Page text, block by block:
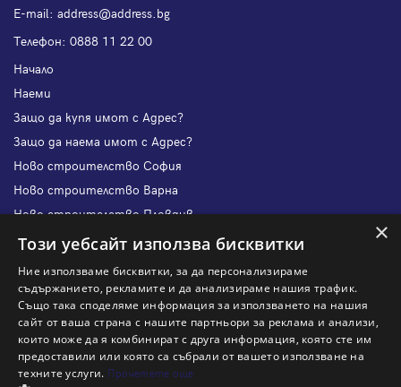
Е-mail: address@address.bg
Телефон: 0888 11 22 00
Начало
Наеми
Защо да купя имот с Адрес?
Защо да наема имот с Адрес?
Ново строителство София
Ново строителство Варна
Ново строителство Пловдив
Ново строителство Бургас
Защо да отдам имот с Адрес?
Наши офиси
Кариери
Кои сме ние?
Франчайз
×
Този уебсайт използва бисквитки
Ние използваме бисквитки, за да персонализираме
съдържанието, рекламите и да анализираме нашия трафик.
Също така споделяме информация за използването на нашия
сайт от ваша страна с нашите партньори за реклама и анализи,
които може да я комбинират с друга информация, която сте им
предоставили или която са събрали от вашето използване на
техните услуги. Прочетете още